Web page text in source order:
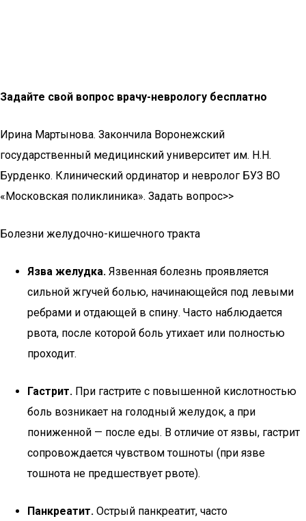
Задайте свой вопрос врачу-неврологу бесплатно
Ирина Мартынова. Закончила Воронежский
государственный медицинский университет им. Н.Н.
Бурденко. Клинический ординатор и невролог БУЗ ВО
«Московская поликлиника». Задать вопрос>>
Болезни желудочно-кишечного тракта
Язва желудка. Язвенная болезнь проявляется
сильной жгучей болью, начинающейся под левыми
ребрами и отдающей в спину. Часто наблюдается
рвота, после которой боль утихает или полностью
проходит.
Гастрит. При гастрите с повышенной кислотностью
боль возникает на голодный желудок, а при
пониженной — после еды. В отличие от язвы, гастрит
сопровождается чувством тошноты (при язве
тошнота не предшествует рвоте).
Панкреатит. Острый панкреатит, часто